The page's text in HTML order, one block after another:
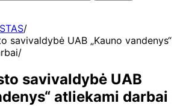
savivaldybė UAB „Kauno vandenys“
savivaldybė UAB
atliekami darbai